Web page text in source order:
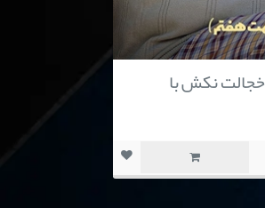
دانلود قسمت 7 خجالت نکش با